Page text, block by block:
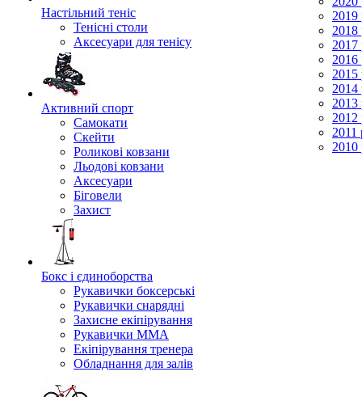
Настільний теніс
Тенісні столи
Аксесуари для тенісу
Активний спорт
Самокати
Скейти
Роликові ковзани
Льодові ковзани
Аксесуари
Біговели
Захист
Бокс і єдиноборства
Рукавички боксерські
Рукавички снарядні
Захисне екіпірування
Рукавички ММА
Екіпірування тренера
Обладнання для залів
2019
2018
2017
2016
2015
2014
2013
2012
2011
2010